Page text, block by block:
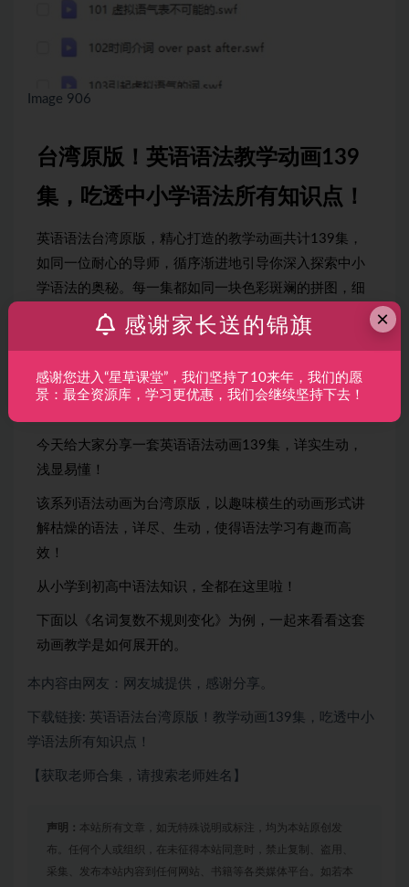
Image 906
台湾原版！英语语法教学动画139
集，吃透中小学语法所有知识点！
英语语法台湾原版，精心打造的教学动画共计139集，
如同一位耐心的导师，循序渐进地引导你深入探索中小
学语法的奥秘。每一集都如同一块色彩斑斓的拼图，细
致入微地解析语法的每一个知识点，让你在愉悦的氛围
中逐步掌握语法的精髓。不再畏惧复杂的语法规则，让
服英语语法的高峰！
今天给大家分享一套英语语法动画139集，详实生动，
浅显易懂！
该系列语法动画为台湾原版，以趣味横生的动画形式讲
解枯燥的语法，详尽、生动，使得语法学习有趣而高
效！
从小学到初高中语法知识，全都在这里啦！
下面以《名词复数不规则变化》为例，一起来看看这套
动画教学是如何展开的。
本内容由网友：网友城提供，感谢分享。
下载链接: 英语语法台湾原版！教学动画139集，吃透中小
学语法所有知识点！
【获取老师合集，请搜索老师姓名】
声明： 本站所有文章，如无特殊说明或标注，均为本站原创发
布。任何个人或组织，在未征得本站同意时，禁止复制、盗用、
采集、发布本站内容到任何网站、书籍等各类媒体平台。如若本
×
感谢家长送的锦旗
感谢您进入“星草课堂”，我们坚持了10来年，我们的愿
景：最全资源库，学习更优惠，我们会继续坚持下去！